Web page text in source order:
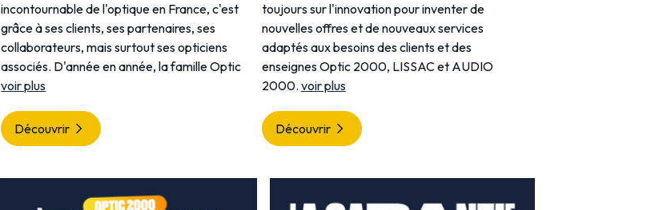
incontournable de l'optique en France, c'est
grâce à ses clients, ses partenaires, ses
collaborateurs, mais surtout ses opticiens
associés. D'année en année, la famille Optic
voir plus
Découvrir
toujours sur l'innovation pour inventer de
nouvelles offres et de nouveaux services
adaptés aux besoins des clients et des
enseignes Optic 2000, LISSAC et AUDIO
2000. voir plus
Découvrir